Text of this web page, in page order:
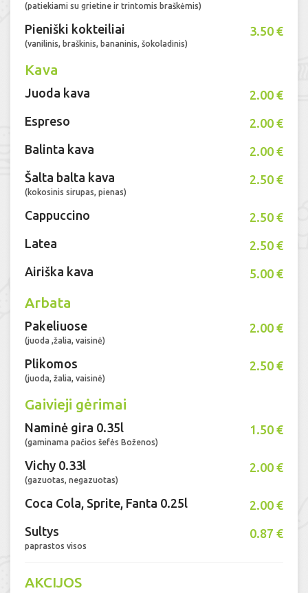
(patiekiami su grietine ir trintomis braškėmis)
Pieniški kokteiliai
(vanilinis, braškinis, bananinis, šokoladinis)
3.50 €
Kava
Juoda kava
2.00 €
Espreso
2.00 €
Balinta kava
2.00 €
Šalta balta kava
(kokosinis sirupas, pienas)
2.50 €
Cappuccino
2.50 €
Latea
2.50 €
Airiška kava
5.00 €
Arbata
Pakeliuose
(juoda ,žalia, vaisinė)
2.00 €
Plikomos
(juoda, žalia, vaisinė)
2.50 €
Gaivieji gėrimai
Naminė gira 0.35l
(gaminama pačios šefės Boženos)
1.50 €
Vichy 0.33l
(gazuotas, negazuotas)
2.00 €
Coca Cola, Sprite, Fanta 0.25l
2.00 €
Sultys
paprastos visos
0.87 €
AKCIJOS